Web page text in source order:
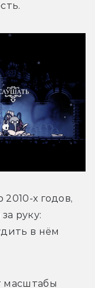
х годов,
руку:
в нём
масштабы